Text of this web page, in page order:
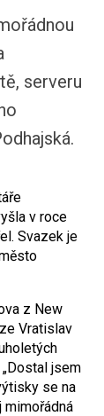
serveru
v roce
Svazek je
z New
Vratislav
jsem
se na
mimořádná